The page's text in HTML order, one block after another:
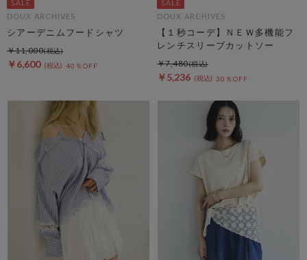
DOUX ARCHIVES
シアーデニムフードシャツ
￥6,600 40％OFF
￥11,000
DOUX ARCHIVES
【１秒コーデ】ＮＥＷ多機能フ
レンチスリーブカットソー
￥5,236 30％OFF
￥7,480